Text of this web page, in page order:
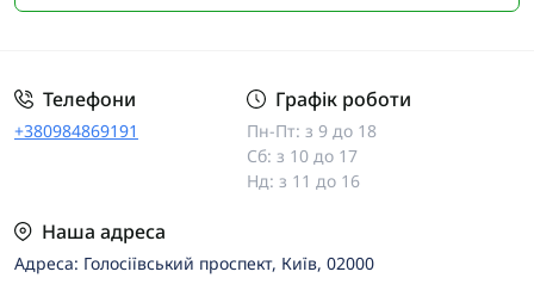
Телефони
+380984869191
Графік роботи
Пн-Пт: з 9 до 18
Сб: з 10 до 17
Нд: з 11 до 16
Наша адреса
Адреса: Голосіївський проспект, Київ, 02000